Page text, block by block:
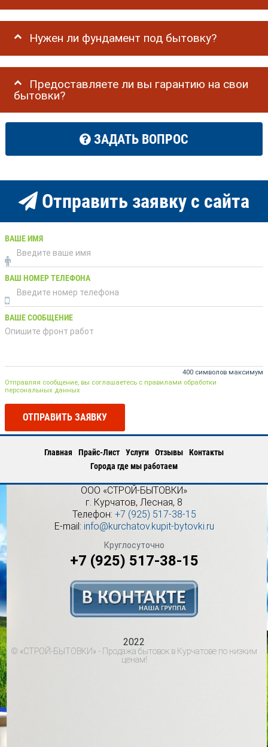
Нужен ли фундамент под бытовку?
Предоставляете ли вы гарантию на свои
бытовки?
ЗАДАТЬ ВОПРОС
Отправить заявку с сайта
ВАШЕ ИМЯ
ВАШ НОМЕР ТЕЛЕФОНА
ВАШЕ СООБЩЕНИЕ
400 символов максимум
Отправляя сообщение, вы соглашаетесь с правилами обработки
персональных данных
ОТПРАВИТЬ ЗАЯВКУ
Главная Прайс-Лист Услуги Отзывы
Контакты
Города где мы работаем
ООО «СТРОЙ-БЫТОВКИ»
г. Курчатов, Лесная, 8
Телефон: +7 (925) 517-38-15
E-mail: info@kurchatov.kupit-bytovki.ru
Круглосуточно
+7 (925) 517-38-15
2022
© «СТРОЙ-БЫТОВКИ» - Продажа бытовок в Курчатове по низким
ценам!